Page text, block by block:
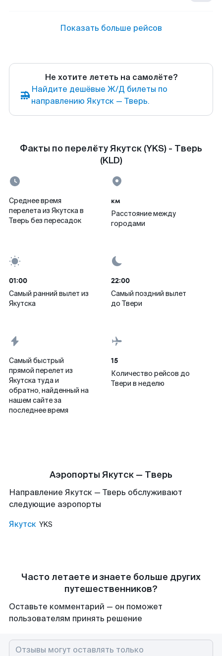
Показать больше рейсов
Не хотите лететь на самолёте?
Найдите дешёвые Ж/Д билеты по
направлению Якутск — Тверь.
Факты по перелёту Якутск (YKS) - Тверь
(KLD)
Среднее время
перелета из Якутска в
Тверь без пересадок
км
Расстояние между
городами
01:00
Самый ранний вылет из
Якутска
22:00
Самый поздний вылет
до Твери
Самый быстрый
прямой перелет из
Якутска туда и
обратно, найденный на
нашем сайте за
последнее время
15
Количество рейсов до
Твери в неделю
Аэропорты Якутск — Тверь
Направление Якутск — Тверь обслуживают
следующие аэропорты
Якутск YKS
Часто летаете и знаете больше других
путешественников?
Оставьте комментарий — он поможет
пользователям принять решение